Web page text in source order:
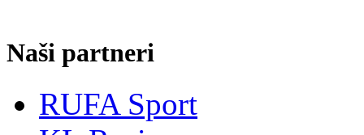
Naši partneri
RUFA Sport